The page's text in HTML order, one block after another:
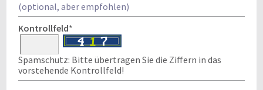
(optional, aber empfohlen)
Kontrollfeld*
Spamschutz: Bitte übertragen Sie die Ziffern in das
vorstehende Kontrollfeld!